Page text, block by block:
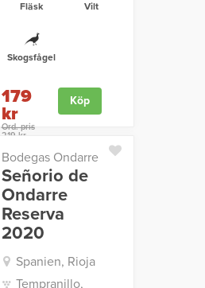
Fläsk Vilt
Skogsfågel
179
kr
Ord. pris
219 kr
Köp
Bodegas Ondarre
Señorio de
Ondarre
Reserva
2020
Spanien, Rioja
Tempranillo,